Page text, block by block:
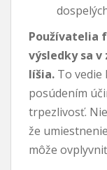
Používatelia
výsledky sa
líšia. To vedie
posúdením
trpezlivosť.
že
môže